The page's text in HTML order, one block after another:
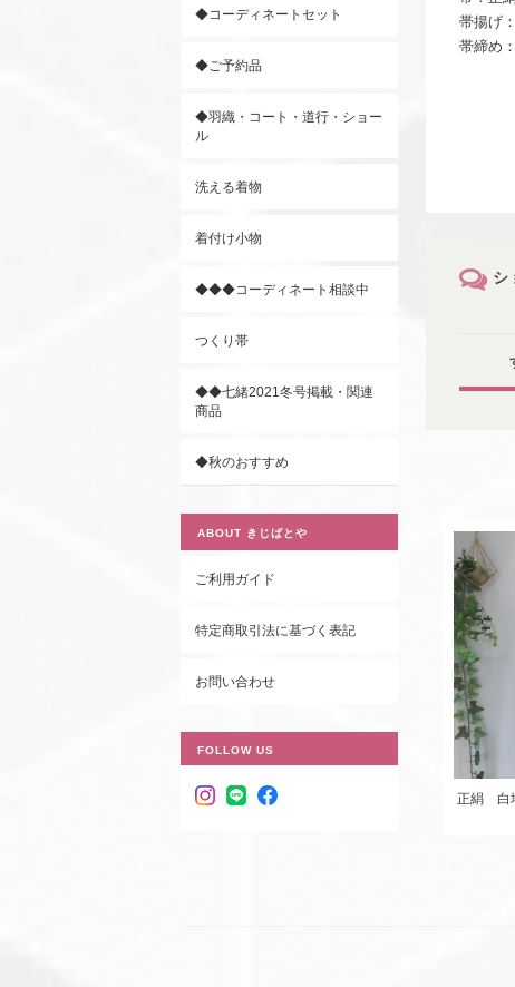
帯揚げ
帯締め
シ
正絹 白
◆コーディネートセット
◆ご予約品
◆羽織・コート・道行・ショー
ル
洗える着物
着付け小物
◆◆◆コーディネート相談中
つくり帯
◆◆七緒2021冬号掲載・関連
商品
◆秋のおすすめ
ABOUT きじばとや
ご利用ガイド
特定商取引法に基づく表記
お問い合わせ
FOLLOW US